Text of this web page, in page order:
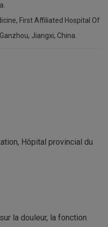
First Affiliated Hospital Of
Jiangxi, China.
Hôpital provincial du
la douleur, la fonction